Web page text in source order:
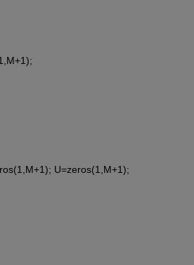
U=zeros(1,M+1);